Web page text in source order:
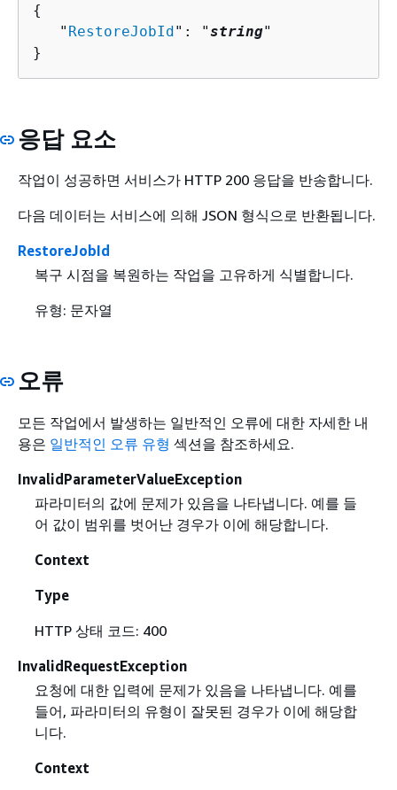
{
   "
RestoreJobId": "string"
}
응답 요소
작업이 성공하면 서비스가 HTTP 200 응답을 반송합니다.
다음 데이터는 서비스에 의해 JSON 형식으로 반환됩니다.
RestoreJobId
복구 시점을 복원하는 작업을 고유하게 식별합니다.
유형: 문자열
오류
모든 작업에서 발생하는 일반적인 오류에 대한 자세한 내
용은 일반적인 오류 유형 섹션을 참조하세요.
InvalidParameterValueException
파라미터의 값에 문제가 있음을 나타냅니다. 예를 들
어 값이 범위를 벗어난 경우가 이에 해당합니다.
Context
Type
HTTP 상태 코드: 400
InvalidRequestException
요청에 대한 입력에 문제가 있음을 나타냅니다. 예를
들어, 파라미터의 유형이 잘못된 경우가 이에 해당합
니다.
Context